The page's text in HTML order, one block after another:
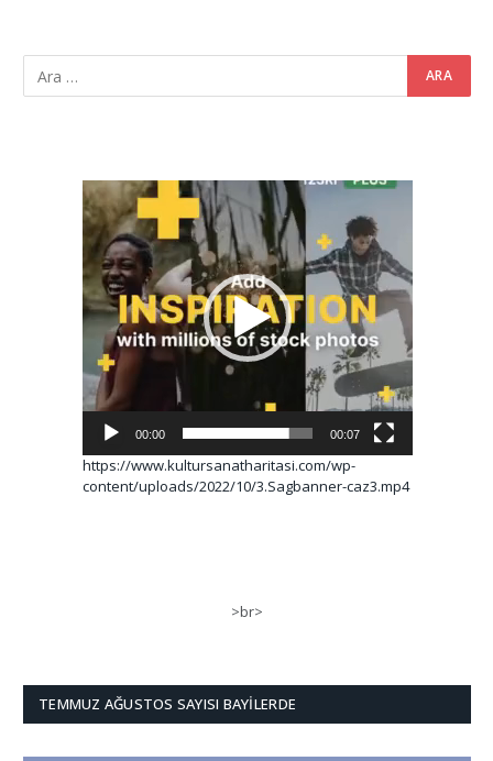
Video
oynatıcı
00:00 00:07
https://www.kultursanatharitasi.com/wp-
content/uploads/2022/10/3.Sagbanner-caz3.mp4
>br>
TEMMUZ AĞUSTOS SAYISI BAYILERDE